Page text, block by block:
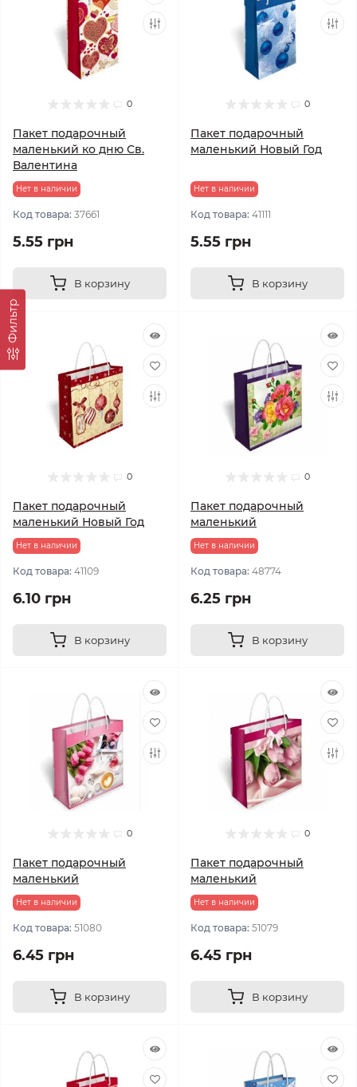
Фильтр
0
Пакет подарочный
маленький ко дню Св.
Валентина
Нет в наличии
Код товара: 37661
5.55 грн
В корзину
0
Пакет подарочный
маленький Новый Год
Нет в наличии
Код товара: 41111
5.55 грн
В корзину
0
Пакет подарочный
маленький Новый Год
Нет в наличии
Код товара: 41109
6.10 грн
В корзину
0
Пакет подарочный
маленький
Нет в наличии
Код товара: 48774
6.25 грн
В корзину
0
Пакет подарочный
маленький
Нет в наличии
Код товара: 51080
6.45 грн
В корзину
0
Пакет подарочный
маленький
Нет в наличии
Код товара: 51079
6.45 грн
В корзину